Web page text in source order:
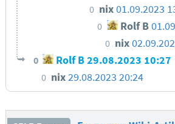
0 nix01.09.2023
0 Rolf B
0 nix
0 Rolf B29.08.2023 10:27
0 nix29.08.2023 20:24